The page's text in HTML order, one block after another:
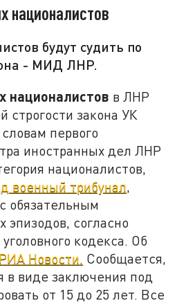
националистов
будут судить по
- МИД ЛНР.
националистов в ЛНР
строгости закона УК
первого
иностранных дел ЛНР
националистов,
военный трибунал,
обязательным
эпизодов, согласно
кодекса. Об
РИА Новости. Сообщается,
в виде заключения под
от 15 до 25 лет. Все